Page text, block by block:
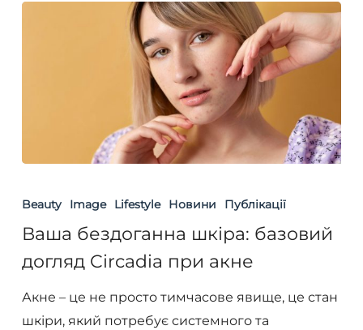
бездоганна
базовий
догляд
Circadia
при
Beauty Image Lifestyle Новини Публікації
Ваша бездоганна шкіра: базовий
догляд Circadia при акне
Акне – це не просто тимчасове явище, це стан
шкіри, який потребує системного та